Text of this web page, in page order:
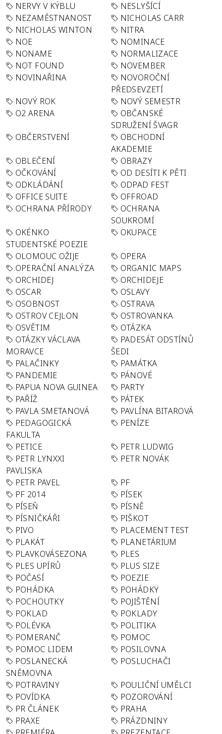
NERVY V KÝBLU
NESLYŠÍCÍ
NEZAMĚSTNANOST
NICHOLAS CARR
NICHOLAS WINTON
NITRA
NOE
NOMINACE
NONAME
NORMALIZACE
NOT FOUND
NOVEMBER
NOVINAŘINA
NOVOROČNÍ
PŘEDSEVZETÍ
NOVÝ ROK
NOVÝ SEMESTR
O2 ARENA
OBČANSKÉ
SDRUŽENÍ ŠVAGR
OBČERSTVENÍ
OBCHODNÍ
AKADEMIE
OBLEČENÍ
OBRAZY
OČKOVÁNÍ
OD DESÍTI K PĚTI
ODKLÁDÁNÍ
ODPAD FEST
OFFICE SUITE
OFFROAD
OCHRANA PŘÍRODY
OCHRANA
SOUKROMÍ
OKÉNKO
STUDENTSKÉ POEZIE
OKUPACE
OLOMOUC OŽIJE
OPERA
OPERAČNÍ ANALÝZA
ORGANIC MAPS
ORCHIDEJ
ORCHIDEJE
OSCAR
OSLAVY
OSOBNOST
OSTRAVA
OSTROV CEJLON
OSTROVANKA
OSVĚTIM
OTÁZKA
OTÁZKY VÁCLAVA
MORAVCE
PADESÁT ODSTÍNŮ
ŠEDI
PALAČINKY
PAMÁTKA
PANDEMIE
PÁNOVÉ
PAPUA NOVA GUINEA
PARTY
PAŘÍŽ
PÁTEK
PAVLA SMETANOVÁ
PAVLÍNA BITAROVÁ
PEDAGOGICKÁ
FAKULTA
PENÍZE
PETICE
PETR LUDWIG
PETR LYNXXI
PAVLISKA
PETR NOVÁK
PETR PAVEL
PF
PF 2014
PÍSEK
PÍSEŇ
PÍSNĚ
PÍSNIČKÁŘI
PIŠKOT
PIVO
PLACEMENT TEST
PLAKÁT
PLANETÁRIUM
PLAVKOVÁSEZONA
PLES
PLES UPÍRŮ
PLUS SIZE
POČASÍ
POEZIE
POHÁDKA
POHÁDKY
POCHOUTKY
POJIŠTĚNÍ
POKLAD
POKLADY
POLÉVKA
POLITIKA
POMERANČ
POMOC
POMOC LIDEM
POSILOVNA
POSLANECKÁ
SNĚMOVNA
POSLUCHAČI
POTRAVINY
POULIČNÍ UMĚLCI
POVÍDKA
POZOROVÁNÍ
PR ČLÁNEK
PRAHA
PRAXE
PRÁZDNINY